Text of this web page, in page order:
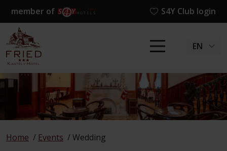
member of S4Y Club login
EN
Home / Events /Wedding